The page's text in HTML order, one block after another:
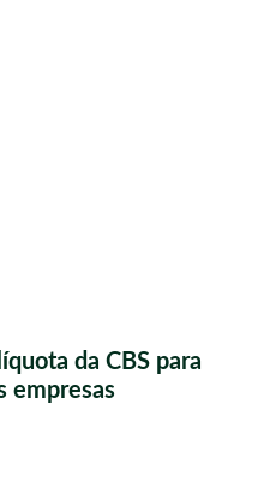
da CBS para
empresas